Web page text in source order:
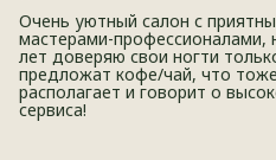
Очень уютный салон с
мастерами-профессионалами,
лет доверяю свои ногти
предложат кофе/чай, что
располагает и говорит о
сервиса!